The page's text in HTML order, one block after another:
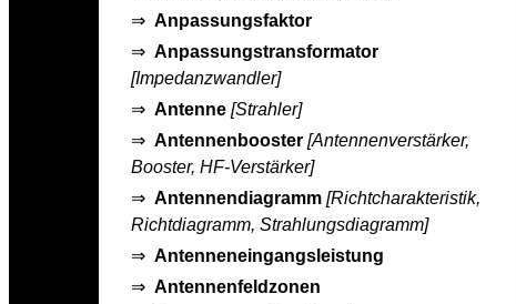
⇒ Anpassungsfaktor
⇒ Anpassungstransformator
[Impedanzwandler]
⇒ Antenne [Strahler]
⇒ Antennenbooster [Antennenverstärker,
Booster, HF-Verstärker]
⇒ Antennendiagramm [Richtcharakteristik,
Richtdiagramm, Strahlungsdiagramm]
⇒ Antenneneingangsleistung
⇒ Antennenfeldzonen